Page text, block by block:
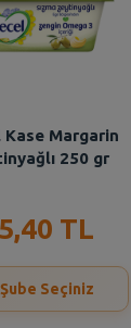
Kase Margarin
250 gr
TL
Şube Seçiniz